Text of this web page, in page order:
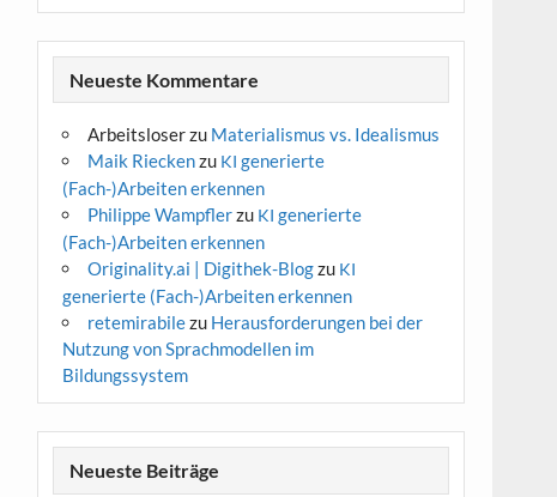
Neueste Kommentare
Arbeitsloserzu Materialismus vs. Idealismus
Maik Rieckenzu KI generierte
(Fach-)Arbeiten erkennen
Philippe Wampflerzu KI generierte
(Fach-)Arbeiten erkennen
Originality.ai | Digithek-Blogzu KI
generierte (Fach-)Arbeiten erkennen
retemirabilezu Herausforderungen bei der
Nutzung von Sprachmodellen im
Bildungssystem
Neueste Beiträge